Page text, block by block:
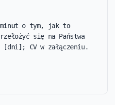
minut o tym, jak to
się na Państwa
[dni]; CV w załączeniu.